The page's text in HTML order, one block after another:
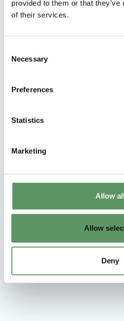
provided to them or that
of their services.
Selection
Necessary
Preferences
Statistics
Marketing
Allow all
Allow
Deny
Udarbejdet som en
ApS, Dryingmate ApS,
Universitet Food og
Vil du vide
Michael Støckler
Senior Innovation Manager
Skriv til Michael